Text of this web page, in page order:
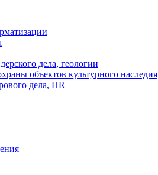
дела, геологии
объектов культурного наследия
дела, HR